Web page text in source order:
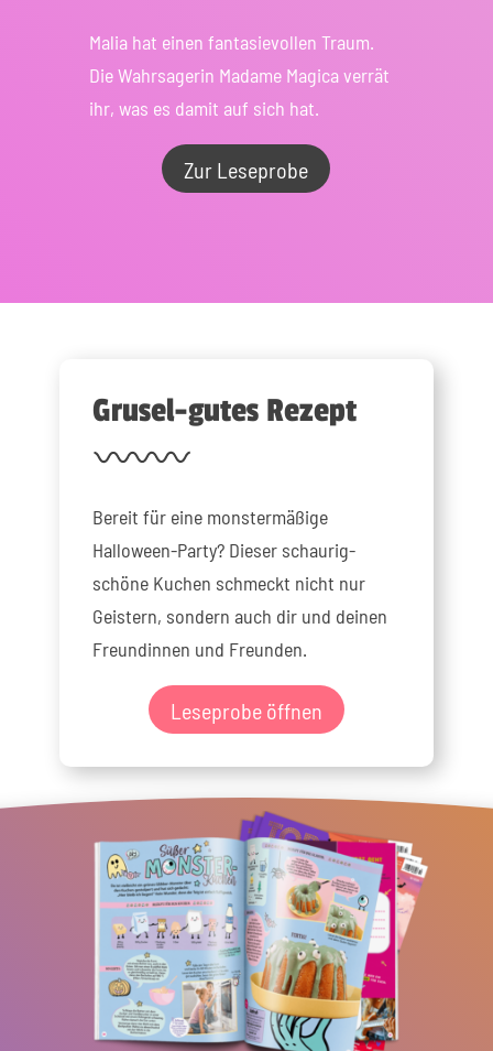
Malia hat einen fantasievollen Traum.
Die Wahrsagerin Madame Magica verrät
ihr, was es damit auf sich hat.
Zur Leseprobe
Grusel-gutes Rezept
Bereit für eine monstermäßige
Halloween-Party? Dieser schaurig-
schöne Kuchen schmeckt nicht nur
Geistern, sondern auch dir und deinen
Freundinnen und Freunden.
Leseprobe öffnen